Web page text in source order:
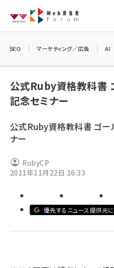
ン
ai (2804)
note (2312)
z世代 (1622)
SEO マーケティング／広告 AI
公式Ruby資格教科書
記念セミナー
公式Ruby資格教科書 ゴー
ナー
RubyCP
2011年11月22日 16:33
優先するニュース提供元